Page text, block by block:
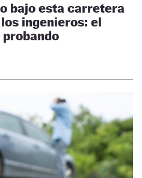
bajo esta carretera
ingenieros: el